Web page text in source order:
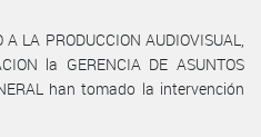
LA PRODUCCION AUDIOVISUAL,
la GERENCIA DE ASUNTOS
han tomado la intervención